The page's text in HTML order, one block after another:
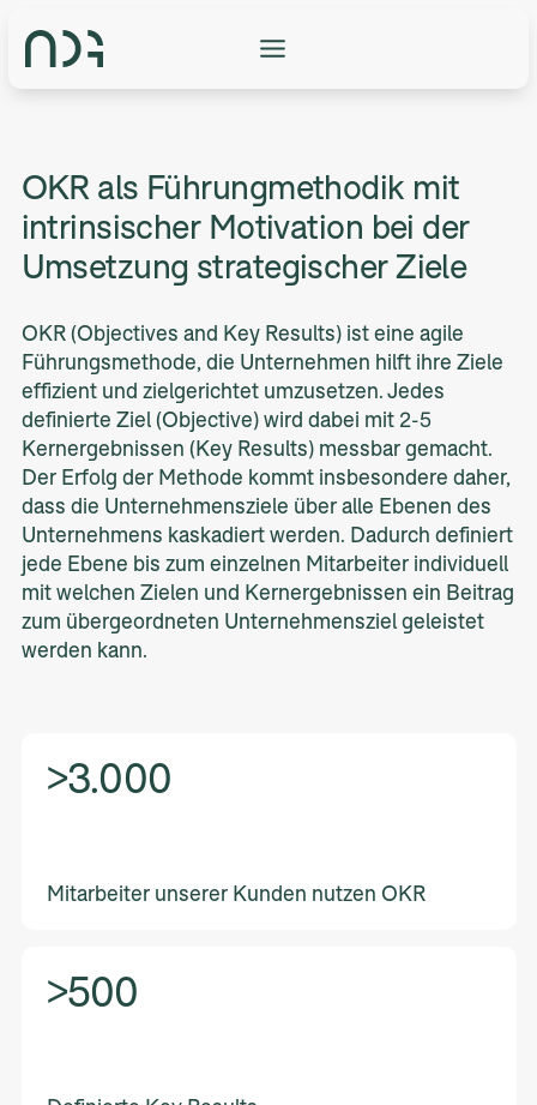
Inhalt
springen
OKR als Führungmethodik mit
intrinsischer Motivation bei der
Umsetzung strategischer Ziele
OKR (Objectives and Key Results) ist eine agile
Führungsmethode, die Unternehmen hilft ihre Ziele
effizient und zielgerichtet umzusetzen. Jedes
definierte Ziel (Objective) wird dabei mit 2-5
Kernergebnissen (Key Results) messbar gemacht.
Der Erfolg der Methode kommt insbesondere daher,
dass die Unternehmensziele über alle Ebenen des
Unternehmens kaskadiert werden. Dadurch definiert
jede Ebene bis zum einzelnen Mitarbeiter individuell
mit welchen Zielen und Kernergebnissen ein Beitrag
zum übergeordneten Unternehmensziel geleistet
werden kann.​
>3.000
Mitarbeiter unserer Kunden nutzen OKR
>500